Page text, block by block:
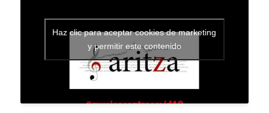
Haz clic para aceptar cookies de marketing
y permitir este contenido